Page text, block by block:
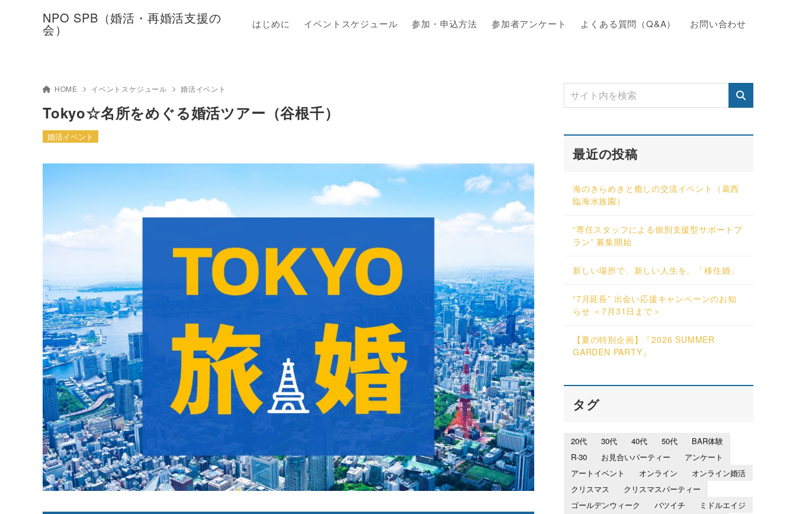
NPO SPB（婚活・再婚活支援の
会） はじめに イベントスケジュール 参加・申込方法 参加者アンケート よくある質問（Q&A） お問い合わせ
HOME イベントスケジュール 婚活イベント
Tokyo☆名所をめぐる婚活ツアー（谷根千）
婚活イベント
最近の投稿
海のきらめきと癒しの交流イベント（葛西
臨海水族園）
“専任スタッフによる個別支援型サポートプ
ラン” 募集開始
新しい場所で、新しい人生を。「移住婚」
“7月延長” 出会い応援キャンペーンのお知
らせ ＜7月31日まで＞
【夏の特別企画】『2026 SUMMER
GARDEN PARTY』
タグ
20代 30代 40代 50代
BAR体験
R-30
お見合いパーティー
アンケート
アートイベント
オンライン
オンライン婚活
クリスマス
クリスマスパーティー
ゴールデンウィーク
バツイチ
ミドルエイジ